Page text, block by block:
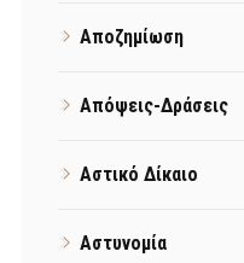
Αποζημίωση
Απόψεις-Δράσεις
Αστικό Δίκαιο
Αστυνομία